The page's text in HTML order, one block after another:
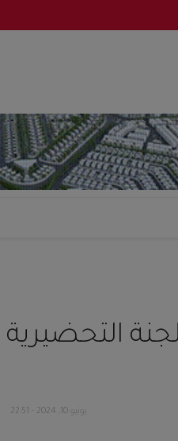
التحضيرية
يونيو 10, 2024 - 22:51